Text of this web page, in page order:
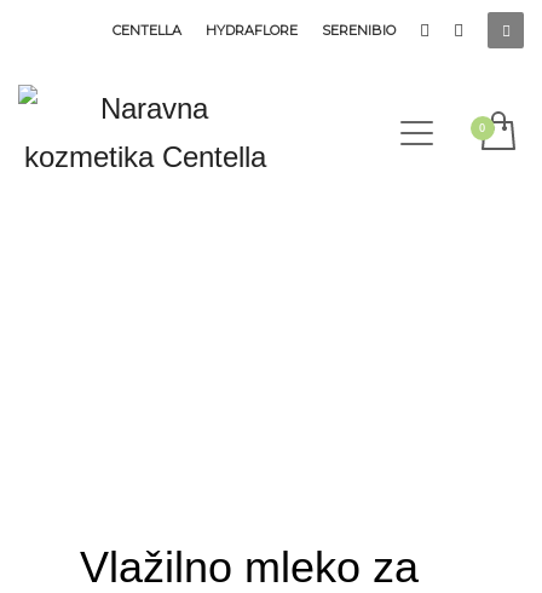
CENTELLA HYDRAFLORE SERENIBIO
Vlažilno mleko za